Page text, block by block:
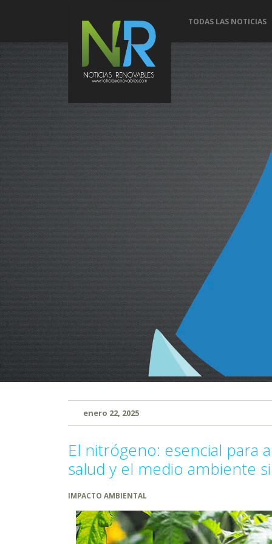
TODAS LAS NOTICIAS
enero 22, 2025
El nitrógeno: esencial para
salud y el medio ambiente
IMPACTO AMBIENTAL